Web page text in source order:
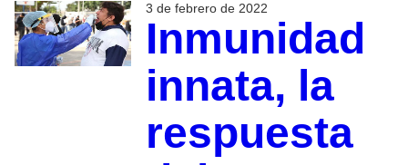
3 de febrero de 2022
Inmunidad
innata, la
respuesta